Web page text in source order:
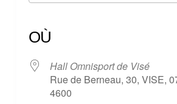
OÙ
Hall Omnisport de Visé
Rue de Berneau, 30, VISE,
4600